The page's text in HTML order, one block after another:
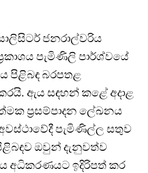
ජනරාල්වරිය
පැමිණිලි පාර්ශ්වයේ
පිළිබඳ බරපතළ
ඇය සඳහන් කළේ අදාළ
ප්‍රසම්පාදන ලේඛනය
පැමිණිල්ල සතුව
ඔවුන් දැනුවත්ව
අධිකරණයට ඉදිරිපත් කර